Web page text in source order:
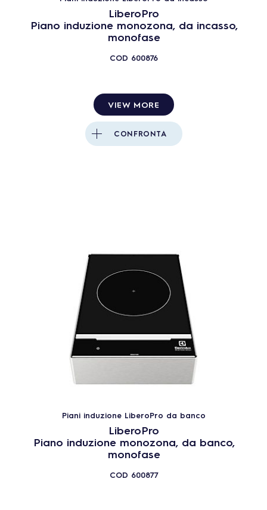
LiberoPro
Piano induzione monozona, da incasso,
monofase
COD 600876
VIEW MORE
CONFRONTA
Piani induzione LiberoPro da banco
LiberoPro
Piano induzione monozona, da banco,
monofase
COD 600877